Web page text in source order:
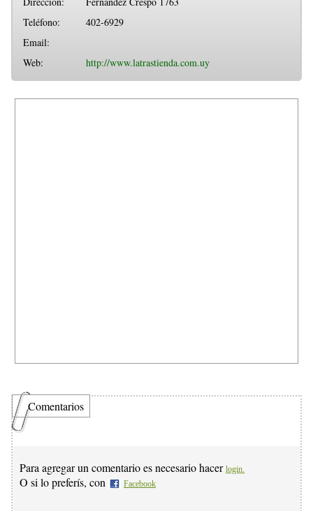
Teléfono:
402-6929
Email:
Web:
http://www.latrastienda.com.uy
Comentarios
Para agregar un comentario es necesario hacer login.
O si lo preferís, con Facebook